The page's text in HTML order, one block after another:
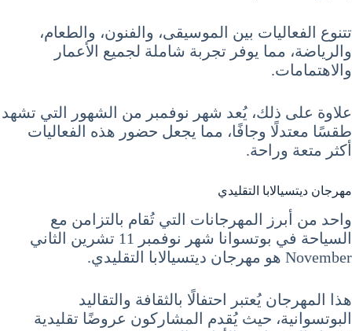
تتنوع الفعاليات بين الموسيقى، والفنون، والطعام،
والرياضة، مما يوفر تجربة شاملة لجميع الأعمار
والاهتمامات.
علاوة على ذلك، يُعد شهر نوفمبر من الشهور التي تشهد
طقسًا معتدلًا وجافًا، مما يجعل حضور هذه الفعاليات
أكثر متعة وراحة.
مهرجان ديتسيالابا التقليدي
واحد من أبرز المهرجانات التي تُقام بالتزامن مع
السياحة في بوتسوانا شهر نوفمبر 11 تشرين الثاني
November هو مهرجان ديتسيالابا التقليدي.
هذا المهرجان يُعتبر احتفالًا بالثقافة والتقاليد
البوتسوانية، حيث يُقدم المشاركون عروضًا تقليدية